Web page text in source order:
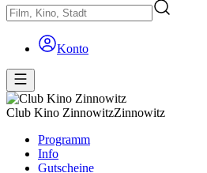
Konto
Club Kino ZinnowitzZinnowitz
Programm
Info
Gutscheine